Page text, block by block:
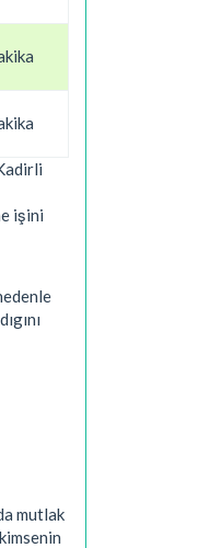
işini
mutlak